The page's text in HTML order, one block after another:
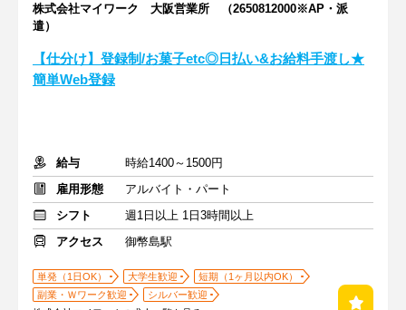
株式会社マイワーク 大阪営業所 （2650812000※AP・派
遣）
【仕分け】登録制/お菓子etc◎日払い&お給料手渡し★
簡単Web登録
給与
時給1400～1500円
雇用形態
アルバイト・パート
シフト
週1日以上 1日3時間以上
アクセス
御幣島駅
単発（1日OK） 大学生歓迎
短期（1ヶ月以内OK）
副業・Ｗワーク歓迎
シルバー歓迎